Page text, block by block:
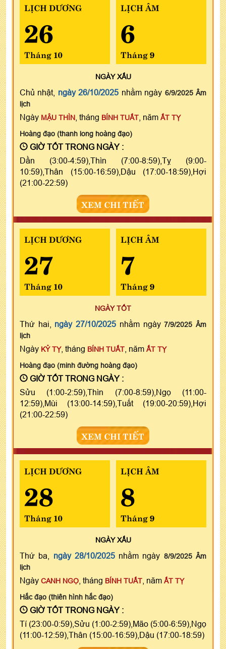
LỊCH DƯƠNG
26
Tháng 10
LỊCH ÂM
6
Tháng 9
NGÀYXẤU
Chủ nhật, ngày 26/10/2025 nhằm ngày 6/9/2025 Âm
lịch
Ngày MẬU THÌN , tháng BÍNH TUẤT , năm ẤT TỴ
Hoàng đạo (thanh long hoàng đạo)
GIỜ TỐT TRONG NGÀY :
Dần (3:00-4:59),Thìn (7:00-8:59),Tỵ (9:00-
10:59),Thân (15:00-16:59),Dậu (17:00-18:59),Hợi
(21:00-22:59)
XEM CHI TIẾT
LỊCH DƯƠNG
27
Tháng 10
LỊCH ÂM
7
Tháng 9
NGÀY TỐT
Thứ hai, ngày 27/10/2025 nhằm ngày7/9/2025 Âm
lịch
Ngày KỶ TỴ, tháng BÍNH TUẤT , năm ẤT TỴ
Hoàng đạo (minh đường hoàng đạo)
GIỜ TỐT TRONG NGÀY :
Sửu (1:00-2:59),Thìn (7:00-8:59),Ngọ (11:00-
12:59),Mùi (13:00-14:59),Tuất (19:00-20:59),Hợi
(21:00-22:59)
XEM CHI TIẾT
LỊCH DƯƠNG
28
Tháng 10
LỊCH ÂM
8
Tháng 9
NGÀYXẤU
Thứ ba, ngày 28/10/2025nhằm ngày 8/9/2025 Âm
lịch
Ngày CANH NGỌ , tháng BÍNH TUẤT , năm ẤT TỴ
Hắc đạo (thiên hình hắc đạo)
GIỜ TỐT TRONG NGÀY :
Tí (23:00-0:59),Sửu (1:00-2:59),Mão (5:00-6:59),Ngọ
(11:00-12:59),Thân (15:00-16:59),Dậu (17:00-18:59)